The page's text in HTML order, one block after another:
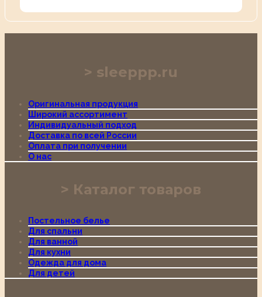
sleeppp.ru
Оригинальная продукция
Широкий ассортимент
Индивидуальный подход
Доставка по всей России
Оплата при получении
О нас
Каталог товаров
Постельное белье
Для спальни
Для ванной
Для кухни
Одежда для дома
Для детей